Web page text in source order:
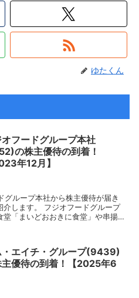
ゆたくん
オフードグループ本社
の株主優待の到着！
年12月】
ループ本社から株主優待が届き
介します。 フジオフードグループ
「まいどおおきに食堂」や串揚げ
・エイチ・グループ(9439)
主優待の到着！【2025年6